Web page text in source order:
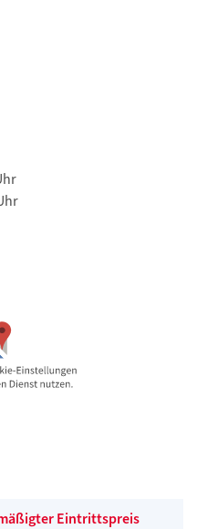
Eintrittspreis